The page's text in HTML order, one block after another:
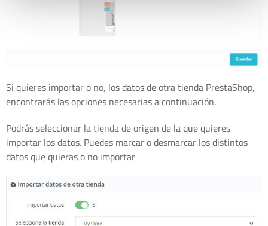
Si quieres importar o no, los datos de otra tienda PrestaShop,
encontrarás las opciones necesarias a continuación.
Podrás seleccionar la tienda de origen de la que quieres
importar los datos. Puedes marcar o desmarcar los distintos
datos que quieras o no importar